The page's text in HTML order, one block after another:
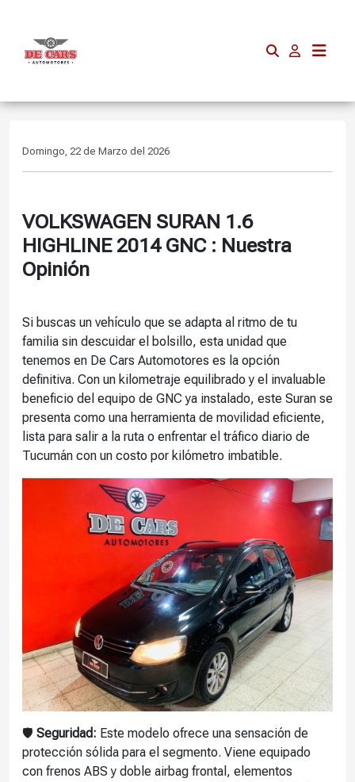
Domingo, 22 de Marzo del 2026
VOLKSWAGEN SURAN 1.6
HIGHLINE 2014 GNC : Nuestra
Opinión
Si buscas un vehículo que se adapta al ritmo de tu
familia sin descuidar el bolsillo, esta unidad que
tenemos en De Cars Automotores es la opción
definitiva. Con un kilometraje equilibrado y el invaluable
beneficio del equipo de GNC ya instalado, este Suran se
presenta como una herramienta de movilidad eficiente,
lista para salir a la ruta o enfrentar el tráfico diario de
Tucumán con un costo por kilómetro imbatible.
🛡️ Seguridad: Este modelo ofrece una sensación de
protección sólida para el segmento. Viene equipado
con frenos ABS y doble airbag frontal, elementos